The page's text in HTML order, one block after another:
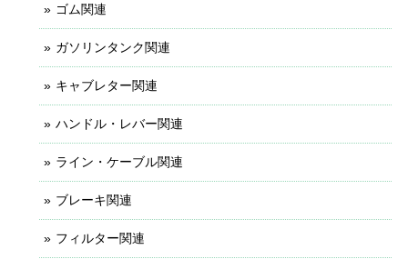
ゴム関連
ガソリンタンク関連
キャブレター関連
ハンドル・レバー関連
ライン・ケーブル関連
ブレーキ関連
フィルター関連